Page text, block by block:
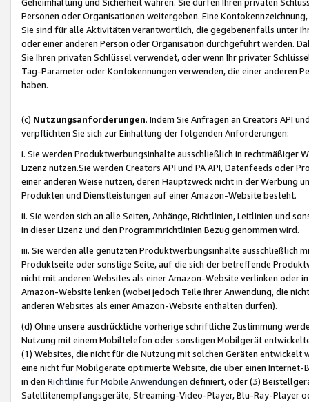
Personen oder Organisationen weitergeben. Eine
Sie sind für alle Aktivitäten verantwortlich, die gegebenenfalls unter
oder einer anderen Person oder Organisation durchgeführt werden.
Sie Ihren privaten Schlüssel verwendet, oder wenn Ihr privater
Tag-Parameter oder Kontokennungen verwenden, die einer anderen
haben.
(c) Nutzungsanforderungen. Indem Sie Anfragen an Creators API
verpflichten Sie sich zur Einhaltung der folgenden Anforderungen:
i. Sie werden Produktwerbungsinhalte ausschließlich in rechtmäßiger
Lizenz nutzen.Sie werden Creators API und PA API, Datenfeeds oder
einer anderen Weise nutzen, deren Hauptzweck nicht in der Werbung
Produkten und Dienstleistungen auf einer Amazon-Website besteht.
ii. Sie werden sich an alle Seiten, Anhänge, Richtlinien, Leitlinien und
in dieser Lizenz und den Programmrichtlinien Bezug genommen wird.
iii. Sie werden alle genutzten Produktwerbungsinhalte ausschließlich
Produktseite oder sonstige Seite, auf die sich der betreffende
nicht mit anderen Websites als einer Amazon-Website verlinken oder
Amazon-Website lenken (wobei jedoch Teile Ihrer Anwendung, die
anderen Websites als einer Amazon-Website enthalten dürfen).
(d) Ohne unsere ausdrückliche vorherige schriftliche Zustimmung
Nutzung mit einem Mobiltelefon oder sonstigen Mobilgerät
(1) Websites, die nicht für die Nutzung mit solchen Geräten
eine nicht für Mobilgeräte optimierte Website, die über einen
in den Richtlinie für Mobile Anwendungen definiert, oder (3)
Satellitenempfangsgeräte, Streaming-Video-Player, Blu-Ray-Player